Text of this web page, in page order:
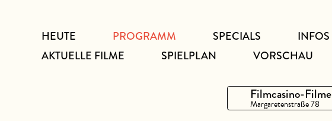
HEUTE
PROGRAMM
AKTUELLE FILME
SPIELPLAN VORSCHAU
SPECIALS INFOS
Filmcasino-Filme
Margaretenstraße 78